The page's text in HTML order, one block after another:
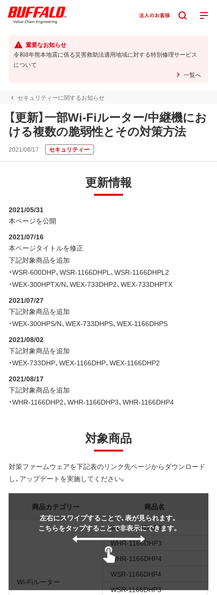
重要なお知らせ
令和8年熊本地震に係る災害救助法適用地域に対する特別修理サービス
について
一覧へ
セキュリティーに関するお知らせ
【更新】一部Wi-Fiルーター/中継機にお
ける複数の脆弱性とその対策方法
2021/08/17 セキュリティー
更新情報
2021/05/31
本ページを公開
2021/07/16
本ページタイトルを修正
下記対象商品を追加
・WSR-600DHP、WSR-1166DHPL、WSR-1166DHPL2
・WEX-300HPTX/N、WEX-733DHP2、WEX-733DHPTX
2021/07/27
下記対象商品を追加
・WEX-300HPS/N、WEX-733DHPS、WEX-1166DHPS
2021/08/02
下記対象商品を追加
・WEX-733DHP、WEX-1166DHP、WEX-1166DHP2
2021/08/17
下記対象商品を追加
・WHR-1166DHP2、WHR-1166DHP3、WHR-1166DHP4
対象商品
対策ファームウェアを下記表のリンク先ページからダウンロード
し、アップデートを実施してください。
左右にスワイプすることで、表が見られます。
こちらをタップすることで非表示にできます。
商品カテゴリー 商品名
Wi-Fiルーター
WHR-1166DHP2
WHR-1166DHP3
WHR-1166DHP4
WSR-1166DHP4
WSR-1166DHP3